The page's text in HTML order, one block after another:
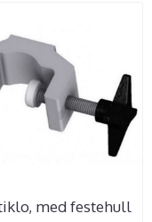
med festehull